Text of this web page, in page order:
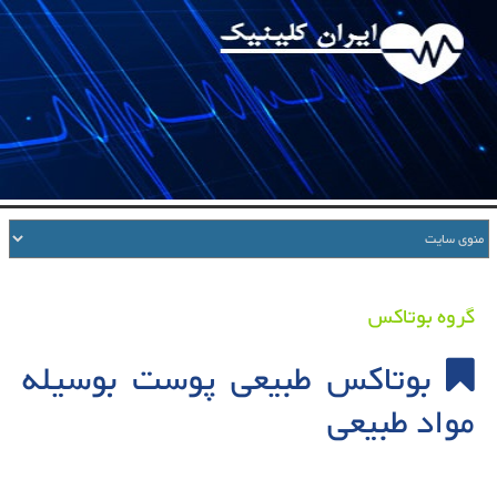
گروه بوتاکس
بوتاکس طبیعی پوست بوسیله
مواد طبیعی